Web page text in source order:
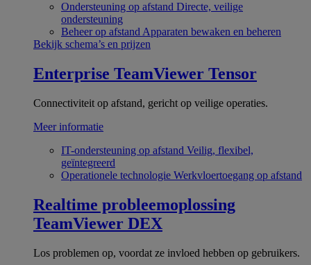
Ondersteuning op afstand Directe, veilige
ondersteuning
Beheer op afstand Apparaten bewaken en beheren
Bekijk schema’s en prijzen
Enterprise TeamViewer Tensor
Connectiviteit op afstand, gericht op veilige operaties.
Meer informatie
IT-ondersteuning op afstand Veilig, flexibel,
geïntegreerd
Operationele technologie Werkvloertoegang op afstand
Realtime probleemoplossing
TeamViewer DEX
Los problemen op, voordat ze invloed hebben op gebruikers.